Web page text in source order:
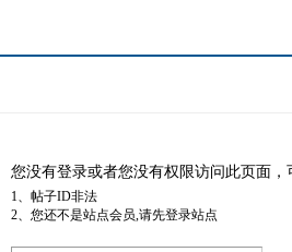
您没有登录或者您没有权限访问此页面
1、帖子ID非法
2、您还不是站点会员,请先登录站点